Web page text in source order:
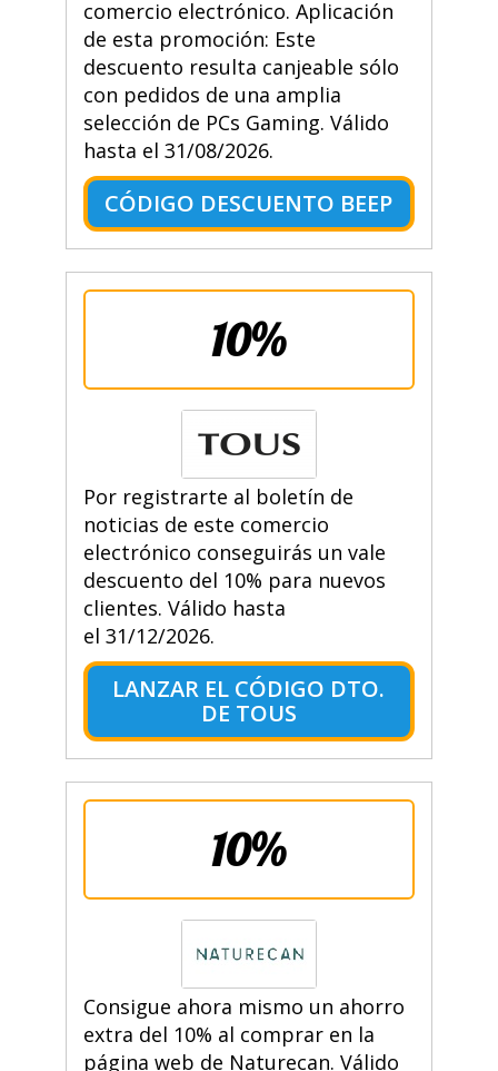
comercio electrónico. Aplicación
de esta promoción: Este
descuento resulta canjeable sólo
con pedidos de una amplia
selección de PCs Gaming. Válido
hasta el 31/08/2026.
CÓDIGO DESCUENTO BEEP
10%
Por registrarte al boletín de
noticias de este comercio
electrónico conseguirás un vale
descuento del 10% para nuevos
clientes. Válido hasta
el 31/12/2026.
LANZAR EL CÓDIGO DTO.
DE TOUS
10%
Consigue ahora mismo un ahorro
extra del 10% al comprar en la
página web de Naturecan. Válido